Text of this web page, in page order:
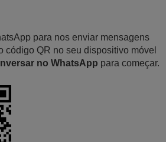
para nos enviar mensagens
código QR no seu dispositivo móvel
no WhatsApp para começar.